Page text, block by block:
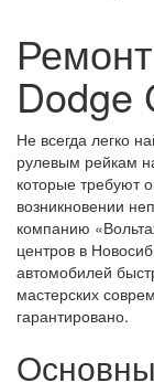
Dodge
Не всегда легко
рулевым рейкам
которые требуют
возникновении
компанию
центров в
автомобилей
мастерских
гарантировано.